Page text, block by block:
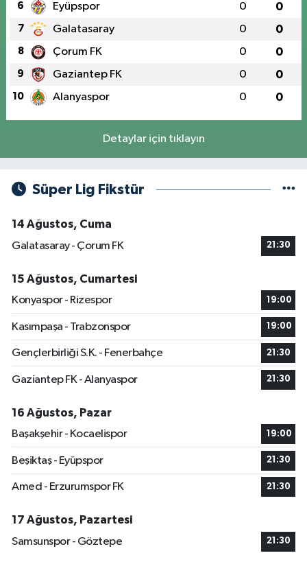
6 Eyüpspor 0 0
7 Galatasaray 0 0
8 Çorum FK 0 0
9 Gaziantep FK 0 0
10 Alanyaspor 0 0
Detaylar için tıklayın
Süper Lig Fikstür
14 Ağustos, Cuma
Galatasaray - Çorum FK
21:30
15 Ağustos, Cumartesi
Konyaspor - Rizespor
19:00
Kasımpaşa - Trabzonspor 19:00
Gençlerbirliği S.K. - Fenerbahçe 21:30
Gaziantep FK - Alanyaspor 21:30
16 Ağustos, Pazar
Başakşehir - Kocaelispor
19:00
Beşiktaş - Eyüpspor 21:30
Amed - Erzurumspor FK 21:30
17 Ağustos, Pazartesi
Samsunspor - Göztepe
21:30